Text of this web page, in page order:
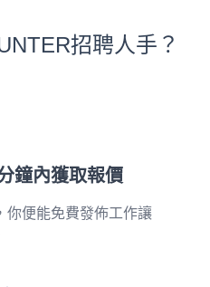
招聘人手？
鐘內獲取報價
你便能免費發佈工作讓